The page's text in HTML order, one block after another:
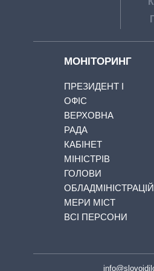
МОНІТОРИНГ
ПРЕЗИДЕНТ І
ОФІС
ВЕРХОВНА
РАДА
КАБІНЕТ
МІНІСТРІВ
ГОЛОВИ
ОБЛАДМІНІСТРАЦІЙ
МЕРИ МІСТ
ВСІ ПЕРСОНИ